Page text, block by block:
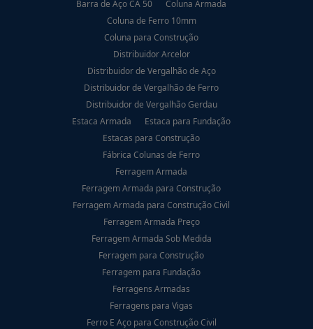
Barra de Aço CA 50
Coluna Armada
Coluna de Ferro 10mm
Coluna para Construção
Distribuidor Arcelor
Distribuidor de Vergalhão de Aço
Distribuidor de Vergalhão de Ferro
Distribuidor de Vergalhão Gerdau
Estaca Armada
Estaca para Fundação
Estacas para Construção
Fábrica Colunas de Ferro
Ferragem Armada
Ferragem Armada para Construção
Ferragem Armada para Construção Civil
Ferragem Armada Preço
Ferragem Armada Sob Medida
Ferragem para Construção
Ferragem para Fundação
Ferragens Armadas
Ferragens para Vigas
Ferro E Aço para Construção Civil